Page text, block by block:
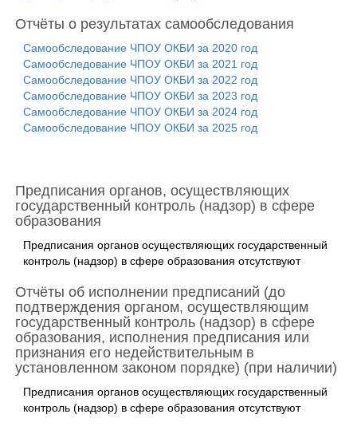
Отчёты о результатах самообследования
Самообследование ЧПОУ ОКБИ за 2020 год
Самообследование ЧПОУ ОКБИ за 2021 год
Самообследование ЧПОУ ОКБИ за 2022 год
Самообследование ЧПОУ ОКБИ за 2023 год
Самообследование ЧПОУ ОКБИ за 2024 год
Самообследование ЧПОУ ОКБИ за 2025 год
Предписания органов, осуществляющих
государственный контроль (надзор) в сфере
образования
Предписания органов осуществляющих государственный
контроль (надзор) в сфере образования отсутствуют
Отчёты об исполнении предписаний (до
подтверждения органом, осуществляющим
государственный контроль (надзор) в сфере
образования, исполнения предписания или
признания его недействительным в
установленном законом порядке) (при наличии)
Предписания органов осуществляющих государственный
контроль (надзор) в сфере образования отсутствуют